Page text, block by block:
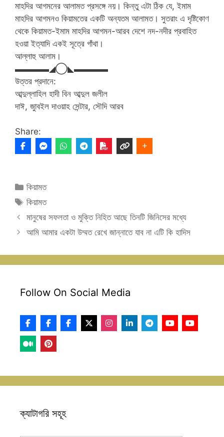
মাহদির আগমনের আলামত প্রসঙ্গে নয়। কিন্তু এটা ঠিক যে, ইমাম
মাহদির আগমনও কিয়ামতের একটি অন্যতম আলামত। সুতরাং এ দৃষ্টিকোণ
থেকে কিয়ামত-ইমাম মাহদির আগমন-আরব দেশে নদ-নদীর প্রবাহিত
হওয়া ইত্যাদি একই সূত্রে গাঁথা।
আল্লাহু আলাম।
▬▬▬▬◢◯◣▬▬▬▬
উত্তর প্রদানে:
আব্দুল্লাহিল হাদী বিন আব্দুল জলীল
দাঈ, জুাবইল দাওয়াহ সেন্টার, সৌদি আরব
Share:
Categories
কিয়ামত
Tags
কিয়ামত
মানুষের সফলতা ও মুক্তি নিহিত আছে তিনটি জিনিসের মধ্যে
আমি আমার একটা উম্মত রেখে জান্নাতে যাব না এটি কি হাদিস
Follow On Social Media
ক্যাটাগরি সহূহ